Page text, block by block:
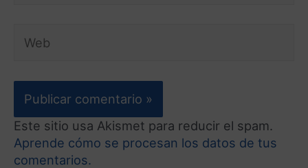
Este sitio usa Akismet para reducir el spam.
Aprende cómo se procesan los datos de tus
comentarios.